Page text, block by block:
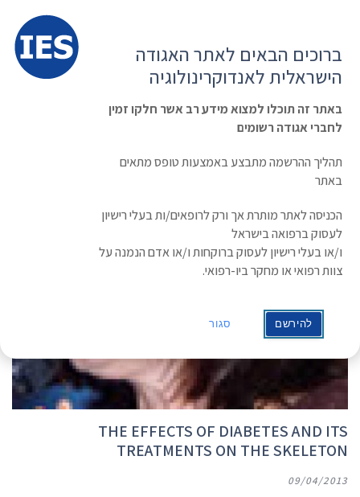
הרשמה ועדכון נתונים
כניסת חברים
ראשי » תעוד מפגש
SKELETON
THE EFFECTS OF DIABETES AND ITS
TREATMENTS ON THE SKELETON
09/04/2013
ברוכים הבאים לאתר האגודה
הישראלית לאנדוקרינולוגיה
באתר זה תוכלו למצוא מידע רב אשר חלקו זמין
לחברי אגודה רשומים
תהליך ההרשמה מתבצע באמצעות טופס מתאים
באתר
הכניסה לאתר מותרת אך ורק לרופאים/ות בעלי רישיון
לעסוק ברפואה בישראל
ו/או בעלי רישיון לעסוק ברוקחות ו/או אדם הנמנה על
צוות רפואי או מחקר ביו-רפואי.
להירשם סגור